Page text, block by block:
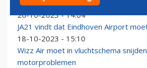
uitwijkers
26-10-2023 - 14:04
JA21 vindt dat Eindhoven Airport
18-10-2023 - 15:10
Wizz Air moet in vluchtschema
motorproblemen